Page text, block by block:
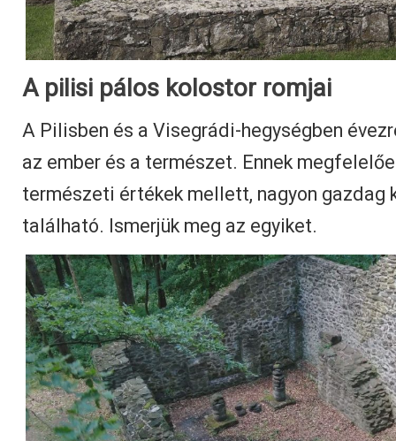
A pilisi pálos kolostor romjai
A Pilisben és a Visegrádi-hegységben
az ember és a természet. Ennek
természeti értékek mellett, nagyon gazdag
található. Ismerjük meg az egyiket.